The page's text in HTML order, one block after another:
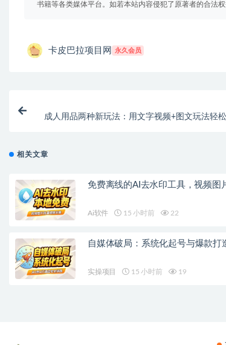
书籍等各类媒体平台。如若本站内容侵犯了原著者的合法权
卡皮巴拉项目网 永久会员
成人用品两种新玩法：用文字视频+图文玩法轻
相关文章
免费离线的AI去水印工具，视频图
Ai软件 15 小时前 22
自媒体破局：系统化起号与爆款打
实操项目 15 小时前 19